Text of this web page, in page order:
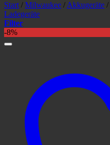
Start / Milwaukee / Akkugeräte /
Ladegeräte
Filter
-8%